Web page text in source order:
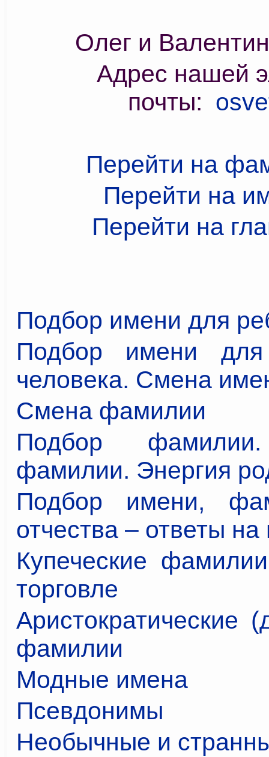
Олег и
Адрес нашей
почты:
Перейти на
Перейти на
Перейти на
Подбор имени для
Подбор имени для
человека. Смена
Смена фамилии
Подбор
фамилии. Энергия
Подбор имени,
отчества – ответы
Купеческие
торговле
Аристократические
фамилии
Модные имена
Псевдонимы
Необычные и